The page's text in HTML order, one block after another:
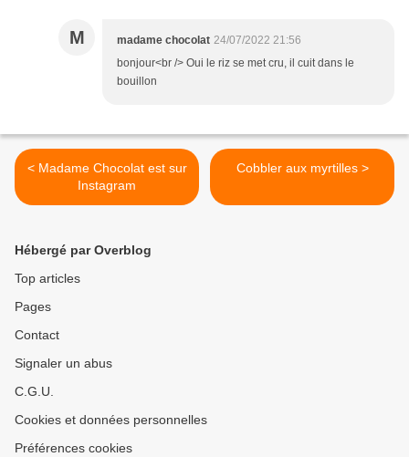
M madame chocolat 24/07/2022 21:56
bonjour<br /> Oui le riz se met cru, il cuit dans le
bouillon
< Madame Chocolat est sur
Instagram
Cobbler aux myrtilles >
Hébergé par Overblog
Top articles
Pages
Contact
Signaler un abus
C.G.U.
Cookies et données personnelles
Préférences cookies